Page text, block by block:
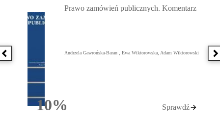
Poprzednia książka
10%Rabatu
Prawo zamówień publicznych. Komentarz
Andrzela Gawrońska-Baran , Ewa Wiktorowska, Adam Wiktorowski
Sprawdź